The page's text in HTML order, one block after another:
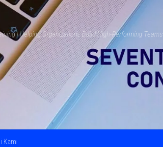
| Helping Organizations Build High-Performing Teams
Kami